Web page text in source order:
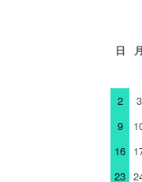
日 月
2
3
9
16
23